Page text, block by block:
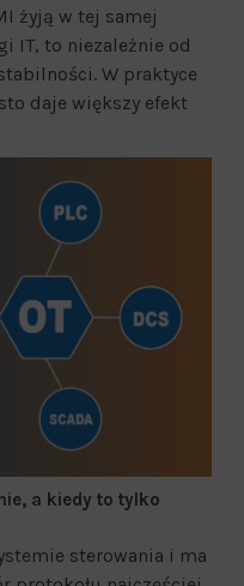
żyją w tej samej
IT, to niezależnie od
W praktyce
daje większy efekt
a kiedy to tylko
sterowania i ma